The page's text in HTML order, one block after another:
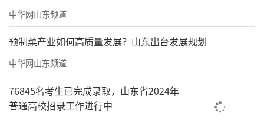
中华网山东频道
预制菜产业如何高质量发展？山东出台发展规划
中华网山东频道
76845名考生已完成录取，山东省2024年
普通高校招录工作进行中